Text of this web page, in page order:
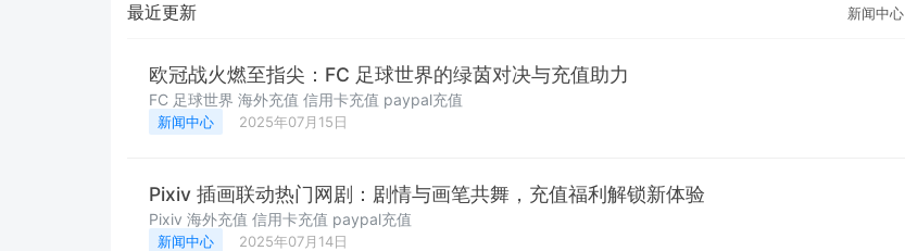
最近更新 新闻中心
欧冠战火燃至指尖：FC 足球世界的绿茵对决与充值助力
FC 足球世界 海外充值 信用卡充值 paypal充值
新闻中心 2025年07月15日
Pixiv 插画联动热门网剧：剧情与画笔共舞，充值福利解锁新体验
Pixiv 海外充值 信用卡充值 paypal充值
新闻中心 2025年07月14日